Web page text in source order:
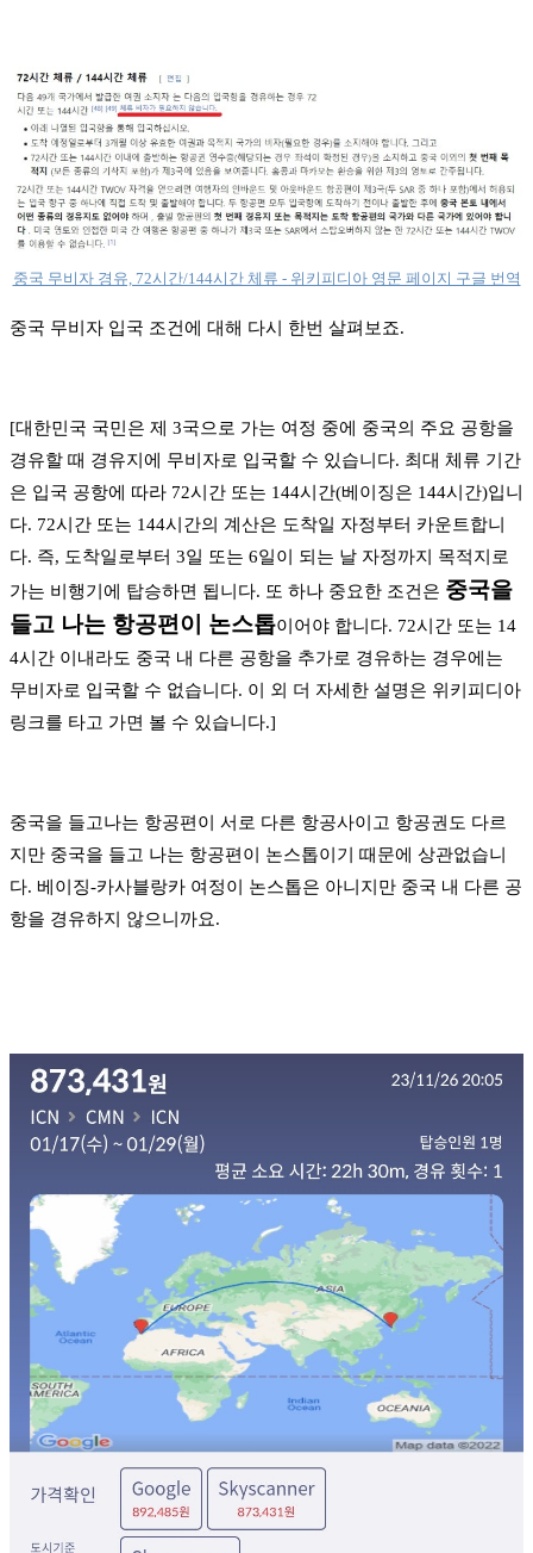
중국 무비자 경유, 72시간/144시간 체류 - 위키피디아 영문 페이지 구글 번역
중국 무비자 입국 조건에 대해 다시 한번 살펴보죠.
[대한민국 국민은 제 3국으로 가는 여정 중에 중국의 주요 공항을
경유할 때 경유지에 무비자로 입국할 수 있습니다. 최대 체류 기간
은 입국 공항에 따라 72시간 또는 144시간(베이징은 144시간)입니
다. 72시간 또는 144시간의 계산은 도착일 자정부터 카운트합니
다. 즉, 도착일로부터 3일 또는 6일이 되는 날 자정까지 목적지로
가는 비행기에 탑승하면 됩니다. 또 하나 중요한 조건은 중국을
들고 나는 항공편이 논스톱이어야 합니다. 72시간 또는 14
4시간 이내라도 중국 내 다른 공항을 추가로 경유하는 경우에는
무비자로 입국할 수 없습니다. 이 외 더 자세한 설명은 위키피디아
링크를 타고 가면 볼 수 있습니다.]
중국을 들고나는 항공편이 서로 다른 항공사이고 항공권도 다르
지만 중국을 들고 나는 항공편이 논스톱이기 때문에 상관없습니
다. 베이징-카사블랑카 여정이 논스톱은 아니지만 중국 내 다른 공
항을 경유하지 않으니까요.